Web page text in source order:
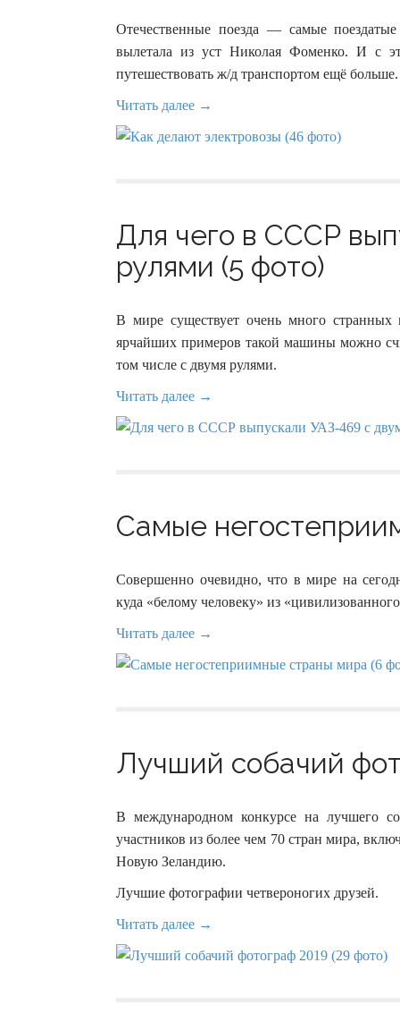
Отечественные поезда — самые
вылетала из уст Николая Фоменко. И с
путешествовать ж/д транспортом ещё больше.
Читать далее →
Для чего в СССР
рулями (5 фото)
В мире существует очень много
ярчайших примеров такой машины можно
том числе с двумя рулями.
Читать далее →
Самые
Совершенно очевидно, что в мире на
куда «белому человеку» из
Читать далее →
Лучший собачий
В международном конкурсе на лучшего
участников из более чем 70 стран мира,
Новую Зеландию.
Лучшие фотографии четвероногих друзей.
Читать далее →